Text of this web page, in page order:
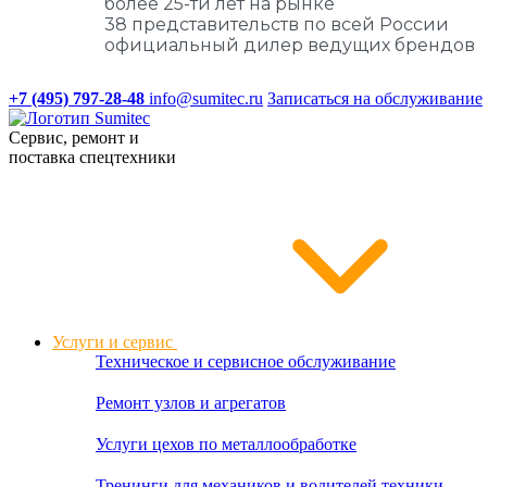
38 представительств по всей России
официальный дилер ведущих брендов
+7 (495) 797-28-48 info@sumitec.ru Записаться на обслуживание
Сервис, ремонт и
поставка спецтехники
Услуги и сервис
Техническое и сервисное обслуживание
Ремонт узлов и агрегатов
Услуги цехов по металлообработке